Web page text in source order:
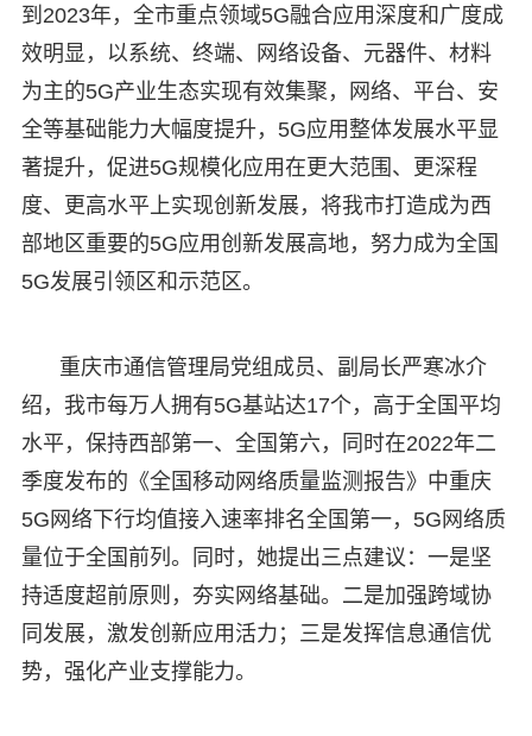
到2023年，全市重点领域5G融合应用深度和广度成
效明显，以系统、终端、网络设备、元器件、材料
为主的5G产业生态实现有效集聚，网络、平台、安
全等基础能力大幅度提升，5G应用整体发展水平显
著提升，促进5G规模化应用在更大范围、更深程
度、更高水平上实现创新发展，将我市打造成为西
部地区重要的5G应用创新发展高地，努力成为全国
5G发展引领区和示范区。
重庆市通信管理局党组成员、副局长严寒冰介
绍，我市每万人拥有5G基站达17个，高于全国平均
水平，保持西部第一、全国第六，同时在2022年二
季度发布的《全国移动网络质量监测报告》中重庆
5G网络下行均值接入速率排名全国第一，5G网络质
量位于全国前列。同时，她提出三点建议：一是坚
持适度超前原则，夯实网络基础。二是加强跨域协
同发展，激发创新应用活力；三是发挥信息通信优
势，强化产业支撑能力。